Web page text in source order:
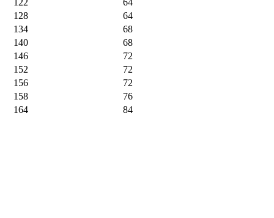
122
64
128
64
134
68
140
68
146
72
152
72
156
72
158
76
164 84